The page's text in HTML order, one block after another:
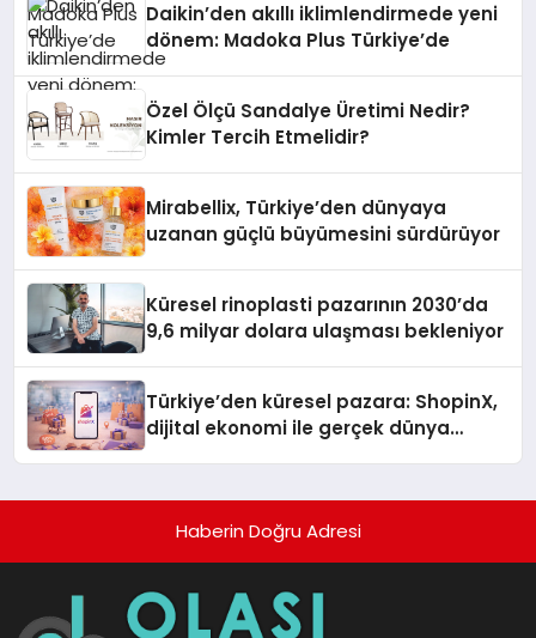
Daikin’den akıllı iklimlendirmede yeni
dönem: Madoka Plus Türkiye’de
Özel Ölçü Sandalye Üretimi Nedir?
Kimler Tercih Etmelidir?
Mirabellix, Türkiye’den dünyaya
uzanan güçlü büyümesini sürdürüyor
Küresel rinoplasti pazarının 2030’da
9,6 milyar dolara ulaşması bekleniyor
Türkiye’den küresel pazara: ShopinX,
dijital ekonomi ile gerçek dünya
Haberin Doğru Adresi